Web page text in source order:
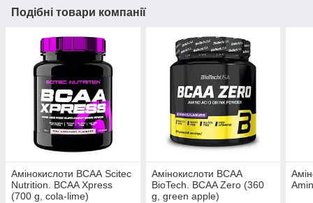
Подібні товари компанії
Амінокислоти ВСАА Scitec
Nutrition. BCAA Xpress
(700 g, cola-lime)
Амінокислоти ВСАА
BioTech. BCAA Zero (360
g, green apple)